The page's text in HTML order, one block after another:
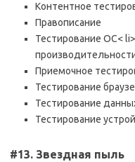
Контентное
Правописание
Тестирование ОС<
Приемочное
Тестирование
Тестирование
Тестирование
#13. Звездная пыль